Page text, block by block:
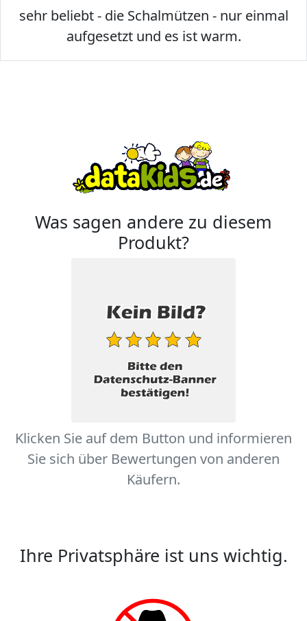
sehr beliebt - die Schalmützen - nur einmal
aufgesetzt und es ist warm.
Was sagen andere zu diesem
Produkt?
Klicken Sie auf dem Button und informieren
Sie sich über Bewertungen von anderen
Käufern.
Ihre Privatsphäre ist uns wichtig.